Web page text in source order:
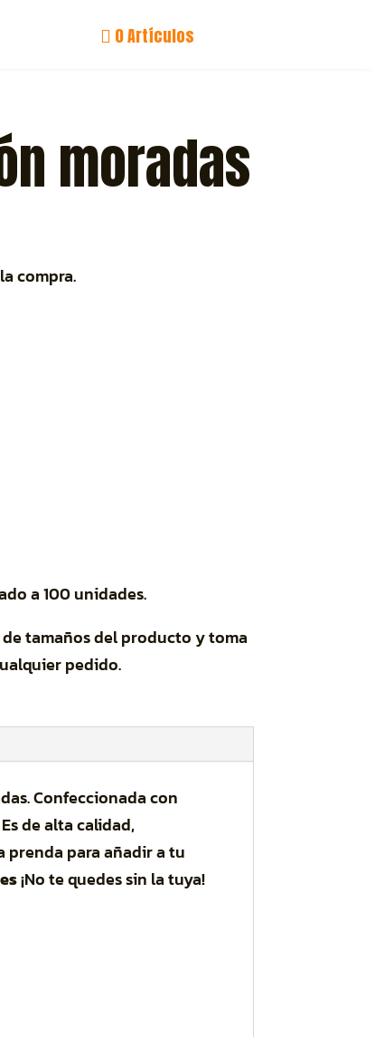
 0 Artículos
moradas
compra.
a 100 unidades.
tamaños del producto y toma
pedido.
Confeccionada con
de alta calidad,
prenda para añadir a tu
¡No te quedes sin la tuya!